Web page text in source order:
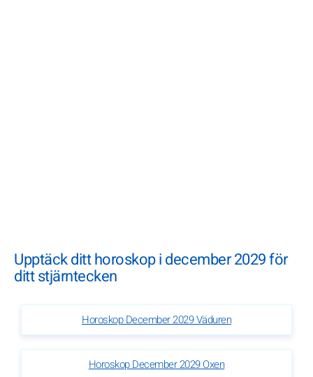
Upptäck ditt horoskop i december 2029 för
ditt stjärntecken
Horoskop December 2029 Väduren
Horoskop December 2029 Oxen